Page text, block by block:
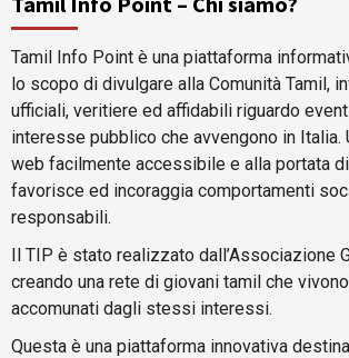
Tamil Info Point è una piattaforma
lo scopo di divulgare alla Comunità Tamil,
ufficiali, veritiere ed affidabili riguardo
interesse pubblico che avvengono in Italia.
web facilmente accessibile e alla portata
favorisce ed incoraggia comportamenti
responsabili.
Il TIP è stato realizzato dall’Associazione
creando una rete di giovani tamil che
accomunati dagli stessi interessi.
Questa è una piattaforma innovativa